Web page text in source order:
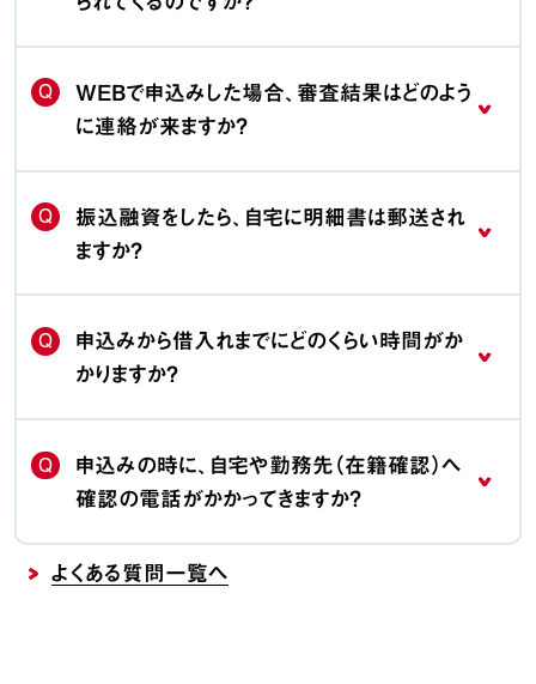
Q
WEBで申込みした場合、審査結果はどのよう
に連絡が来ますか？
Q
振込融資をしたら、自宅に明細書は郵送され
ますか？
Q
申込みから借入れまでにどのくらい時間がか
かりますか？
Q
申込みの時に、自宅や勤務先（在籍確認）へ
確認の電話がかかってきますか？
よくある質問一覧へ